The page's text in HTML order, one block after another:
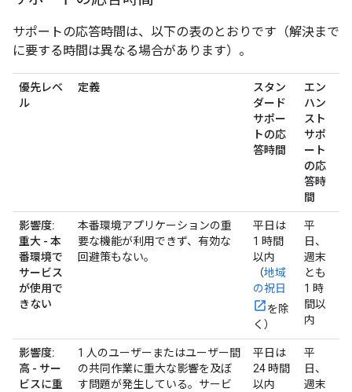
サポートの応答時間は、以下の表のとおりです（解決まで
に要する時間は異なる場合があります）。
優先レベ
ル
定義
スタン
ダード
サポー
トの応
答時間
エン
ハン
スト
サポ
ート
の応
答時
間
影響度:
重大 - 本
番環境で
サービス
が使用で
きない
本番環境アプリケーションの重
要な機能が利用できず、有効な
回避策もない。
平日は
1 時間
以内
（地域
の祝日
を除
く）
平
日、
週末
とも
1 時
間以
内
影響度:
高 - サー
ビスに重
1 人のユーザーまたはユーザー間
の共同作業に重大な影響を及ぼ
す問題が発生している。サービ
平日は
24 時間
以内
平
日、
週末